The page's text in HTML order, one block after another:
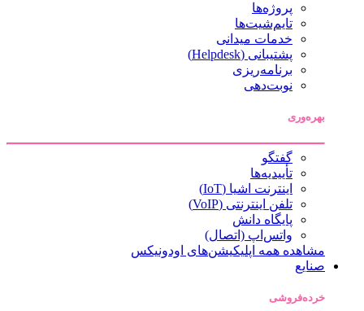
پروژه‌ها
تایم‌شیت‌ها
خدمات میدانی
پشتیبانی (Helpdesk)
برنامه‌ریزی
نوبت‌دهی
بهره‌وری
گفتگو
تأییدیه‌ها
اینترنت اشیا (IoT)
تلفن اینترنتی (VoIP)
پایگاه دانش
واتس‌اپ (اتصال)
مشاهده همه اپلیکیشن‌های اودونیکس
صنایع
خرده‌فروشی